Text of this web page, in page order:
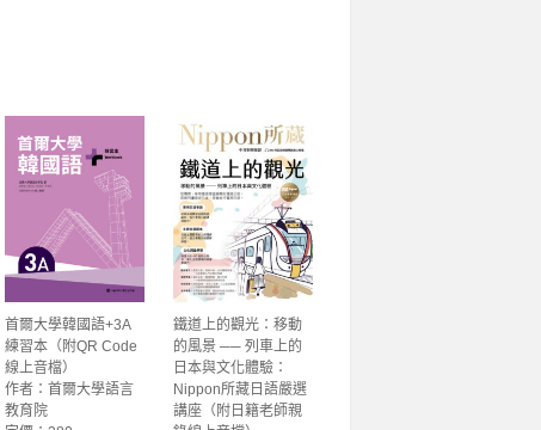
首爾大學韓國語+3A
練習本（附QR Code
線上音檔）
作者：首爾大學語言
教育院
鐵道上的觀光：移動
的風景 ── 列車上的
日本與文化體驗：
Nippon所藏日語嚴選
講座（附日籍老師親